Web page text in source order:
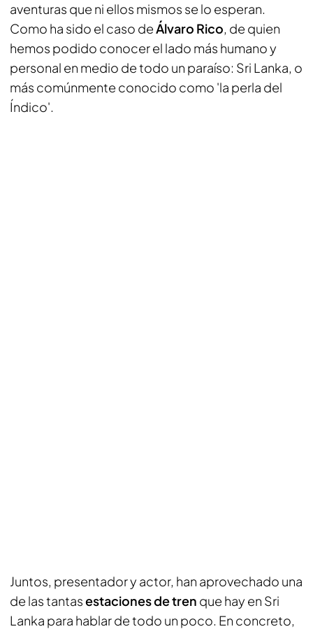
aventuras que ni ellos mismos se lo esperan.
Como ha sido el caso deÁlvaro Rico, de quien
hemos podido conocer el lado más humano y
personal en medio de todo un paraíso: Sri Lanka, o
más comúnmente conocido como 'la perla del
Índico'.
Juntos, presentador y actor, han aprovechado una
de las tantasestaciones de tren que hay en Sri
Lanka para hablar de todo un poco. En concreto,